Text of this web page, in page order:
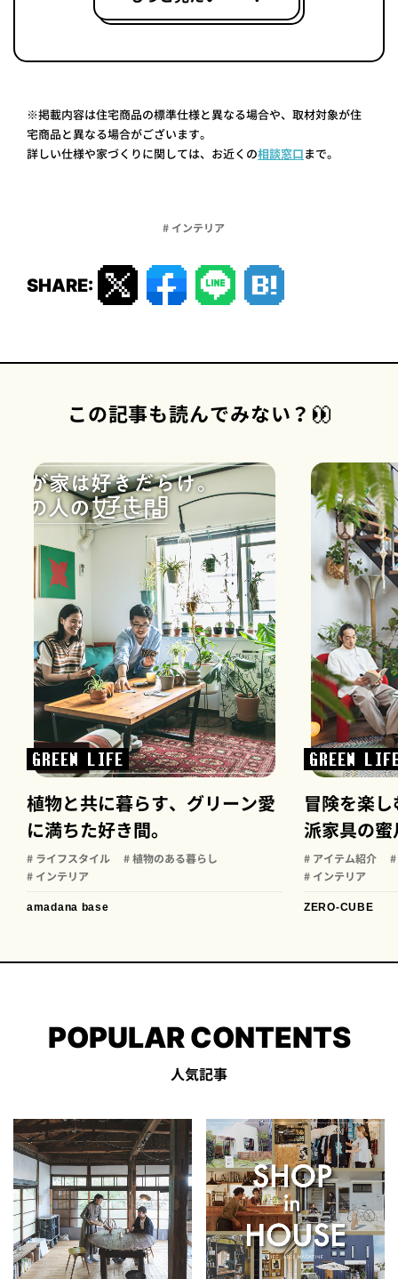
※掲載内容は住宅商品の標準仕様と異なる場合や、取材対象が住
宅商品と異なる場合がございます。
詳しい仕様や家づくりに関しては、お近くの相談窓口まで。
# インテリア
SHARE:
この記事も読んでみない？
GREEN LIFE
植物と共に暮らす、グリーン愛
に満ちた好き間。
# ライフスタイル
# 植物のある暮らし
# インテリア
amadana base
GREEN
冒険を楽
派家具の
# アイテム紹介
# インテリア
ZERO-CUBE
POPULAR CONTENTS
人気記事